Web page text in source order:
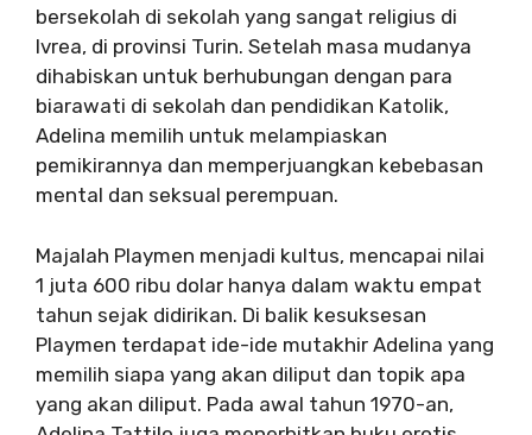
bersekolah di sekolah yang sangat religius di
Ivrea, di provinsi Turin. Setelah masa mudanya
dihabiskan untuk berhubungan dengan para
biarawati di sekolah dan pendidikan Katolik,
Adelina memilih untuk melampiaskan
pemikirannya dan memperjuangkan kebebasan
mental dan seksual perempuan.
Majalah Playmen menjadi kultus, mencapai nilai
1 juta 600 ribu dolar hanya dalam waktu empat
tahun sejak didirikan. Di balik kesuksesan
Playmen terdapat ide-ide mutakhir Adelina yang
memilih siapa yang akan diliput dan topik apa
yang akan diliput. Pada awal tahun 1970-an,